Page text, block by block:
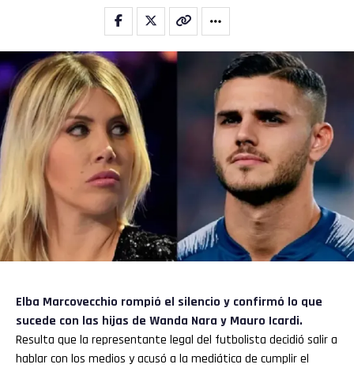
Elba Marcovecchio rompió el silencio y confirmó lo que
sucede con las hijas de Wanda Nara y Mauro Icardi.
Resulta que la representante legal del futbolista decidió salir a
hablar con los medios y acusó a la mediática de cumplir el